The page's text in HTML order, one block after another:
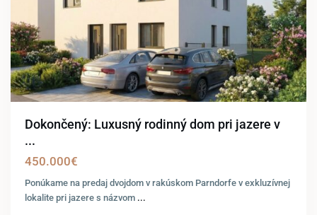
Dokončený: Luxusný rodinný dom pri jazere v
...
450.000€
Ponúkame na predaj dvojdom v rakúskom Parndorfe v exkluzívnej
lokalite pri jazere s názvom ...